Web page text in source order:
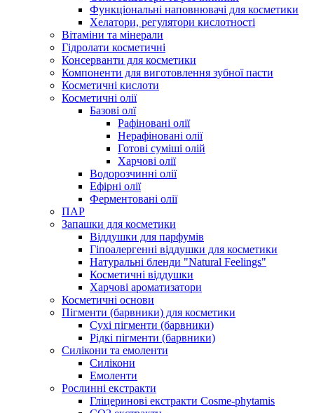
Функціональні наповнювачі для косметики
Хелатори, регулятори кислотності
Вітаміни та мінерали
Гідролати косметичні
Консерванти для косметики
Компоненти для виготовлення зубної пасти
Косметичні кислоти
Косметичні олії
Базові олї
Рафіновані олії
Нерафіновані олії
Готові суміші олій
Харчові олії
Водорозчинні олії
Ефірні олії
Ферментовані олії
ПАР
Запашки для косметики
Віддушки для парфумів
Гіпоалергенні віддушки для косметики
Натуральні бленди "Natural Feelings"
Косметичні віддушки
Харчові ароматизатори
Косметичні основи
Пігменти (барвники) для косметики
Сухі пігменти (барвники)
Рідкі пігменти (барвники)
Силікони та емоленти
Силікони
Емоленти
Рослинні екстракти
Гліцеринові екстракти Cosme-phytamis